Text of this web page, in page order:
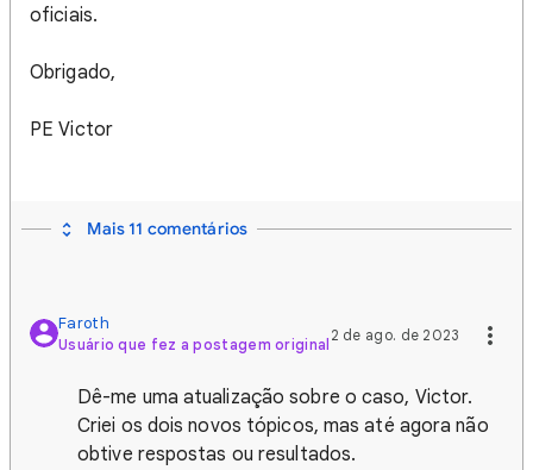
oficiais.
Obrigado,
PE Victor
Mais 11 comentários
Faroth
Usuário que fez a postagem original
2 de ago. de 2023
Dê-me uma atualização sobre o caso, Victor.
Criei os dois novos tópicos, mas até agora não
obtive respostas ou resultados.